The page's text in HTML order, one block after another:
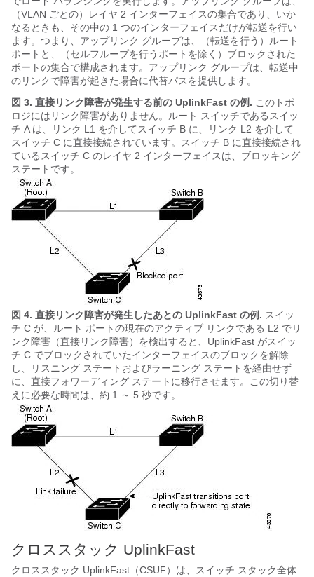
（VLAN ごとの）レイヤ 2 インターフェイスの集合であり、いか
なるときも、その中の 1 つのインターフェイスだけが転送を行い
ます。つまり、アップリンク グループは、（転送を行う）ルート
ポートと、（セルフループを行うポートを除く）ブロックされた
ポートの集合で構成されます。アップリンク グループは、転送中
のリンクで障害が起きた場合に代替パスを提供します。
図 3. 直接リンク障害が発生する前の UplinkFast の例. このトポ
ロジにはリンク障害がありません。ルート スイッチであるスイッ
チ A は、リンク L1 を介してスイッチ B に、リンク L2 を介して
スイッチ C に直接接続されています。スイッチ B に直接接続され
ているスイッチ C のレイヤ 2 インターフェイスは、ブロッキング
ステートです。
図 4. 直接リンク障害が発生したあとの UplinkFast の例. スイッ
チ C が、ルート ポートの現在のアクティブ リンクである L2 でリ
ンク障害（直接リンク障害）を検出すると、UplinkFast がスイッ
チ C でブロックされていたインターフェイスのブロックを解除
し、リスニング ステートおよびラーニング ステートを経由せず
に、直接フォワーディング ステートに移行させます。この切り替
えに必要な時間は、約 1 ～ 5 秒です。
クロススタック UplinkFast
クロススタック UplinkFast（CSUF）は、スイッチ スタック全体